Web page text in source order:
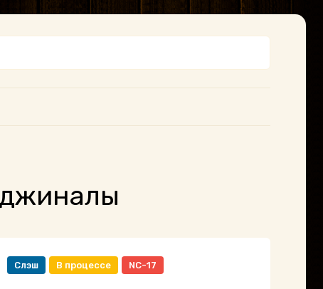
Слэш В процессе NC-17